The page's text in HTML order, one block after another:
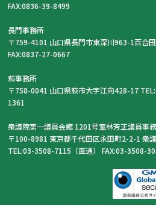
FAX:0836-39-8499
長門事務所
〒759-4101 山口県長門市東深川963-1百合
FAX:0837-27-0667
萩事務所
〒758-0041 山口県萩市大字江向428-17
1361
衆議院第一議員会館 1201号室林芳正議員事
〒100-8981 東京都千代田区永田町2-2-1 衆
TEL:03-3508-7115（直通） FAX:03-3508-